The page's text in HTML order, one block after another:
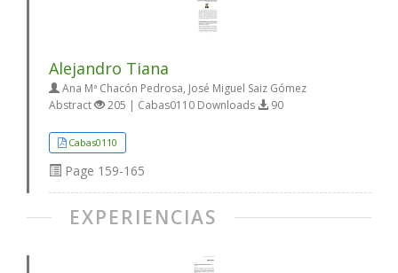
Alejandro Tiana
Ana Mª Chacón Pedrosa, José Miguel Saiz Gómez
Abstract
205 | Cabas0110 Downloads 90
Cabas0110
Page 159-165
EXPERIENCIAS